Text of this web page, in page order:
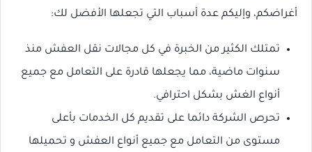
أغراضكم، وإليكم عدة أسباب التي تجعلها الأفضل لك:
تمتلك الكثير من الخبرة في كل مجالات نقل العفش منذ
سنوات ماضية، مما يجعلها قادرة على التعامل مع جميع
أنواع الغش بشكل احترافي.
تحرص الشركة دائما على تقديم كل الخدمات بأعلى
مستوى من التعامل مع جميع أنواع العفش و تحميلها